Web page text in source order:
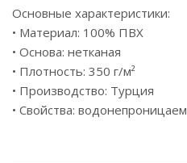
Основные характеристики:
• Материал: 100% ПВХ
• Основа: нетканая
• Плотность: 350 г/м²
• Производство: Турция
• Свойства: